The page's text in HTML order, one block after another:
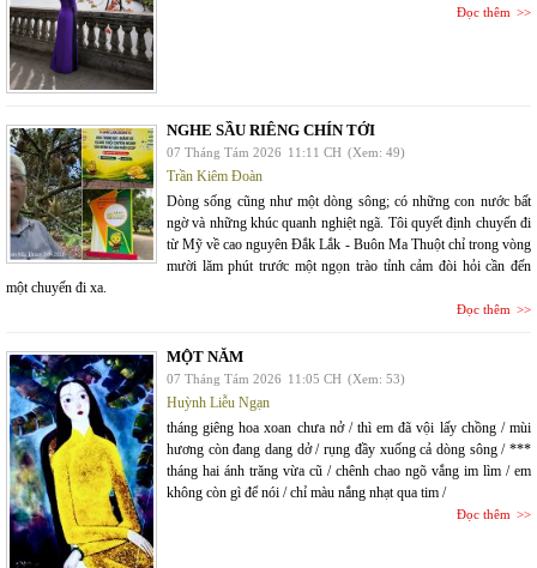
Đọc thêm
NGHE SẦU RIÊNG CHÍN TỚI
07 Tháng Tám 2026 11:11 CH (Xem: 49)
Trần Kiêm Đoàn
Dòng sống cũng như một dòng sông; có những con nước bất
ngờ và những khúc quanh nghiệt ngã. Tôi quyết định chuyến đi
từ Mỹ về cao nguyên Đắk Lắk - Buôn Ma Thuột chỉ trong vòng
mười lăm phút trước một ngọn trào tỉnh cảm đòi hỏi cần đến
một chuyến đi xa.
Đọc thêm
MỘT NĂM
07 Tháng Tám 2026 11:05 CH (Xem: 53)
Huỳnh Liễu Ngạn
tháng giêng hoa xoan chưa nở / thì em đã vội lấy chồng / mùi
hương còn đang dang dở / rụng đầy xuống cả dòng sông / ***
tháng hai ánh trăng vừa cũ / chênh chao ngõ vắng im lìm / em
không còn gì để nói / chỉ màu nắng nhạt qua tim /
Đọc thêm